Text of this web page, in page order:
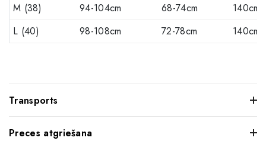
M (38)
94-104cm 68-74cm
140cm
L (40)
98-108cm 72-78cm 140cm
Transports
Preces atgriešana